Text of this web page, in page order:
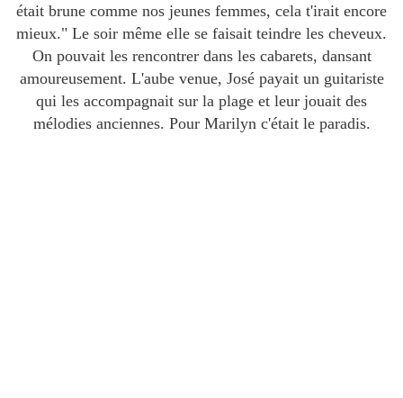
était brune comme nos jeunes femmes, cela t'irait encore
mieux." Le soir même elle se faisait teindre les cheveux.
On pouvait les rencontrer dans les cabarets, dansant
amoureusement. L'aube venue, José payait un guitariste
qui les accompagnait sur la plage et leur jouait des
mélodies anciennes. Pour Marilyn c'était le paradis.